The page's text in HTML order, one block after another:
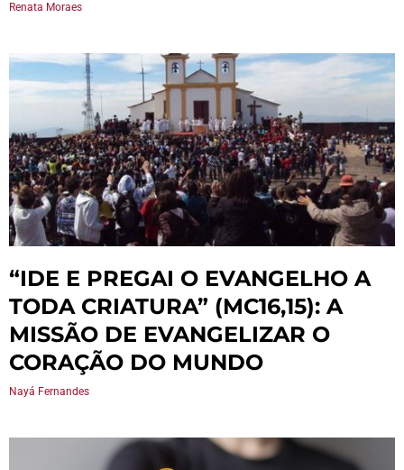
Renata Moraes
“IDE E PREGAI O EVANGELHO A
TODA CRIATURA” (MC16,15): A
MISSÃO DE EVANGELIZAR O
CORAÇÃO DO MUNDO
Nayá Fernandes